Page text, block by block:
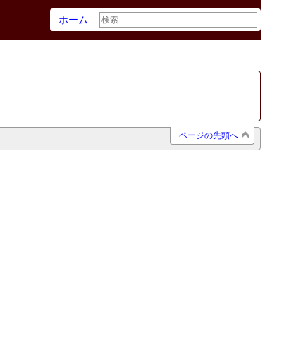
ホーム
ページの先頭へ